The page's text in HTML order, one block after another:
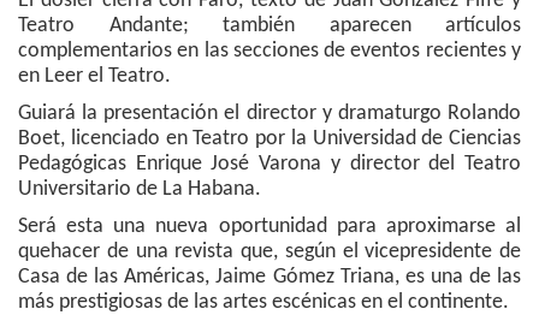
Teatro Andante; también aparecen artículos
complementarios en las secciones de eventos recientes y
en Leer el Teatro.
Guiará la presentación el director y dramaturgo Rolando
Boet, licenciado en Teatro por la Universidad de Ciencias
Pedagógicas Enrique José Varona y director del Teatro
Universitario de La Habana.
Será esta una nueva oportunidad para aproximarse al
quehacer de una revista que, según el vicepresidente de
Casa de las Américas, Jaime Gómez Triana, es una de las
más prestigiosas de las artes escénicas en el continente.